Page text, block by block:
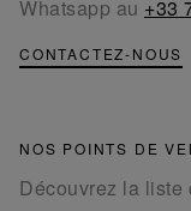
Whatsapp au +33
CONTACTEZ-NOUS
NOS POINTS DE
Découvrez la liste